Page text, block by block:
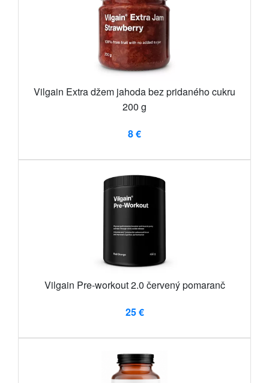
Vilgain Extra džem jahoda bez pridaného cukru
200 g
8 €
Vilgain Pre-workout 2.0 červený pomaranč
25 €